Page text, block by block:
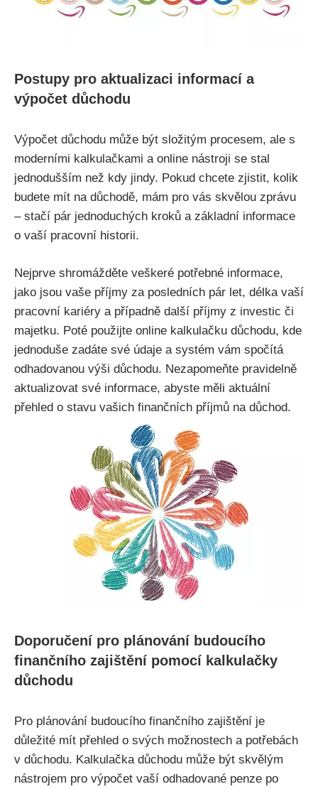
Postupy pro aktualizaci informací a
výpočet důchodu
Výpočet důchodu může být složitým procesem, ale s
moderními kalkulačkami a online nástroji se stal
jednodušším než kdy jindy. Pokud chcete zjistit, kolik
budete mít na důchodě, mám pro vás skvělou zprávu
– stačí pár jednoduchých kroků a základní informace
o vaší pracovní historii.
Nejprve shromážděte veškeré potřebné informace,
jako jsou vaše příjmy za posledních pár let, délka vaší
pracovní kariéry a případně další příjmy z investic či
majetku. Poté použijte online kalkulačku důchodu, kde
jednoduše zadáte své údaje a systém vám spočítá
odhadovanou výši důchodu. Nezapomeňte pravidelně
aktualizovat své informace, abyste měli aktuální
přehled o stavu vašich finančních příjmů na důchod.
Doporučení pro plánování budoucího
finančního zajištění pomocí kalkulačky
důchodu
Pro plánování budoucího finančního zajištění je
důležité mít přehled o svých možnostech a potřebách
v důchodu. Kalkulačka důchodu může být skvělým
nástrojem pro výpočet vaší odhadované penze po